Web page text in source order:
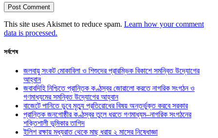
This site uses Akismet to reduce spam. Learn how your comment
data is processed.
সর্বশেষ
জলবায়ু সংকট মোকাবিলা ও শিশুদের প্রারম্ভিক বিকাশে সমন্বিত উদ্যোগের
আহ্বান
জবাবদিহি নিশ্চিতে প্রান্তিক কণ্ঠস্বর জোরালো করতে নাগরিক সংগঠন ও
গণমাধ্যমের সমন্বিত উদ্যোগের আহ্বান
বাজেটে পানিতে ডুবে মৃত্যু প্রতিরোধের বিষয় অন্তর্ভুক্ত করবে সরকার
প্রান্তিক জনগোষ্ঠীর কণ্ঠস্বর তুলে ধরতে গণমাধ্যম–নাগরিক সংগঠনের
শক্তিশালী ভূমিকার তাগিদ
ইলিশ রক্ষায় মধ্যরাত থেকে মাছ ধরায় ২ মাসের নিষেধাজ্ঞা